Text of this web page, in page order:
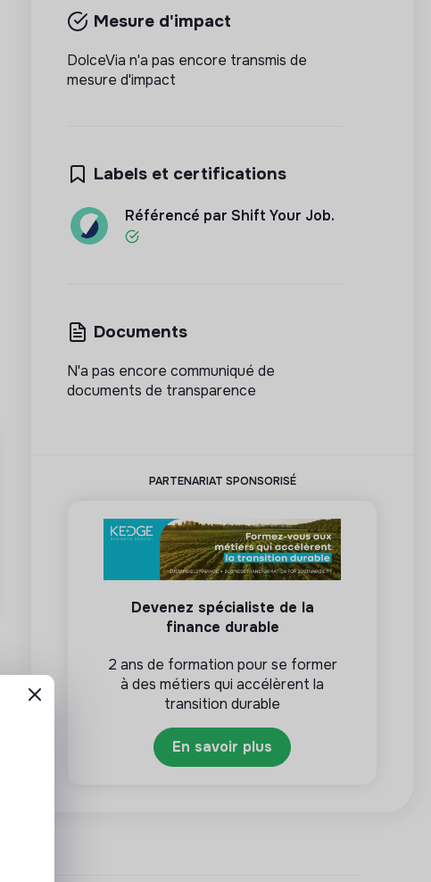
Mesure d'impact
DolceVia n'a pas encore transmis de
mesure d'impact
Labels et certifications
Référencé par Shift Your Job.
Documents
N'a pas encore communiqué de
documents de transparence
PARTENARIAT SPONSORISÉ
Devenez spécialiste de la
finance durable
2 ans de formation pour se former
à des métiers qui accélèrent la
transition durable
En savoir plus